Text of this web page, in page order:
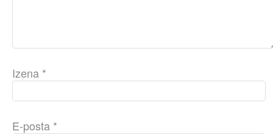
Izena *
E-posta *